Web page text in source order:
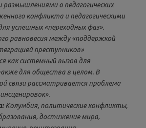
о педагогических
конфликта и педагогическими
успешных «переходных фаз».
равновесия между «поддержкой
преступников»
как системный вызов для
для общества в целом. В
связи рассматривается проблема
Колумбия, политические конфликты,
достижение мира,